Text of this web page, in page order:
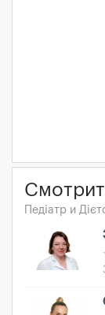
Педіатр и